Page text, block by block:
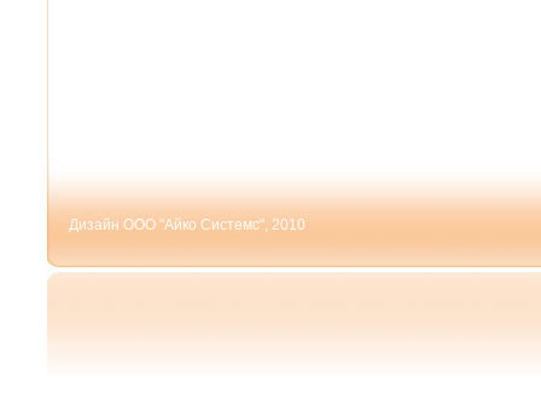
Дизайн ООО "Айко Системс", 2010